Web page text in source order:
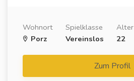
Wohnort
Porz
Spielklasse
Vereinslos
Alter
22
Zum Profil